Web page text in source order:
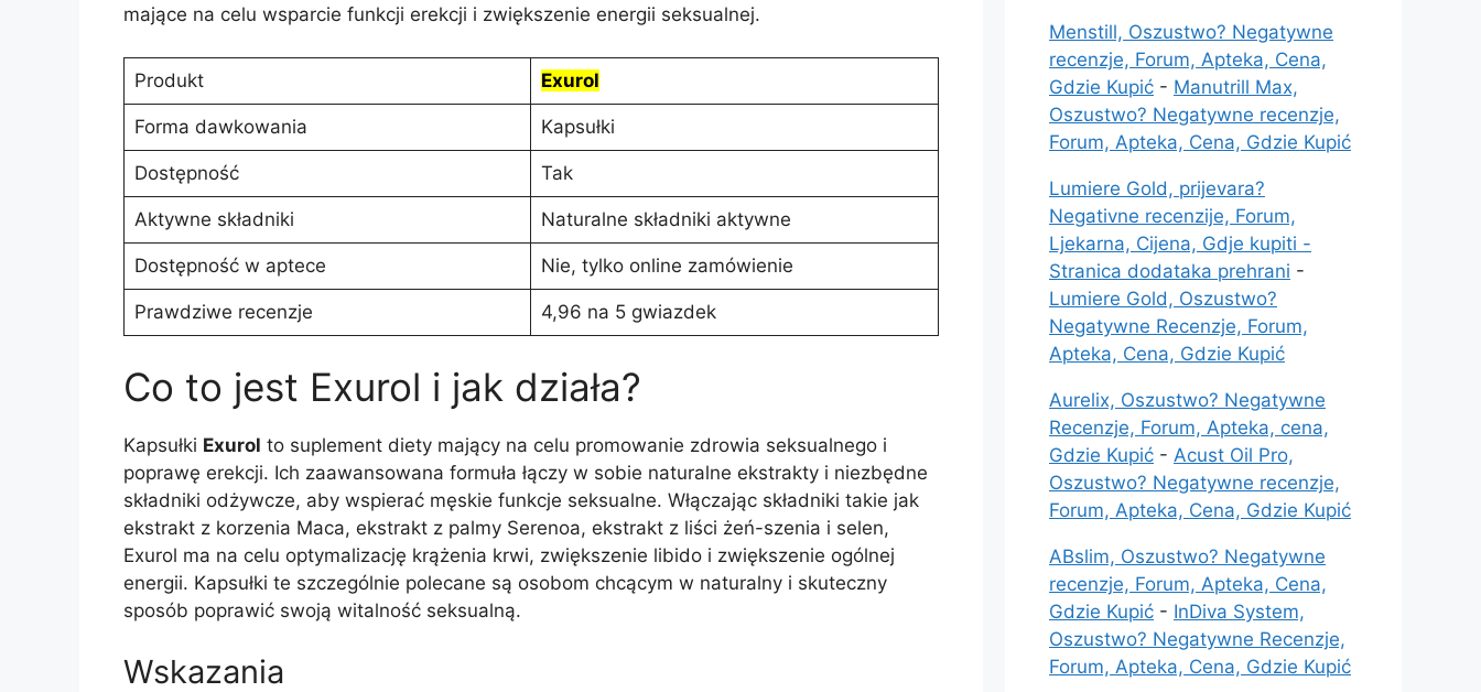
mające na celu wsparcie funkcji erekcji i zwiększenie energii seksualnej.
Produkt Exurol
Forma dawkowania Kapsułki
Dostępność Tak
Aktywne składniki Naturalne składniki aktywne
Dostępność w aptece Nie, tylko online zamówienie
Prawdziwe recenzje 4,96 na 5 gwiazdek
Co to jest Exurol i jak działa?
Kapsułki Exurol to suplement diety mający na celu promowanie zdrowia seksualnego i
poprawę erekcji. Ich zaawansowana formuła łączy w sobie naturalne ekstrakty i niezbędne
składniki odżywcze, aby wspierać męskie funkcje seksualne. Włączając składniki takie jak
ekstrakt z korzenia Maca, ekstrakt z palmy Serenoa, ekstrakt z liści żeń-szenia i selen,
Exurol ma na celu optymalizację krążenia krwi, zwiększenie libido i zwiększenie ogólnej
energii. Kapsułki te szczególnie polecane są osobom chcącym w naturalny i skuteczny
sposób poprawić swoją witalność seksualną.
Wskazania
Menstill, Oszustwo? Negatywne
recenzje, Forum, Apteka, Cena,
Gdzie Kupić - Manutrill Max,
Oszustwo? Negatywne recenzje,
Forum, Apteka, Cena, Gdzie Kupić
Lumiere Gold, prijevara?
Negativne recenzije, Forum,
Ljekarna, Cijena, Gdje kupiti -
Stranica dodataka prehrani -
Lumiere Gold, Oszustwo?
Negatywne Recenzje, Forum,
Apteka, Cena, Gdzie Kupić
Aurelix, Oszustwo? Negatywne
Recenzje, Forum, Apteka, cena,
Gdzie Kupić - Acust Oil Pro,
Oszustwo? Negatywne recenzje,
Forum, Apteka, Cena, Gdzie Kupić
ABslim, Oszustwo? Negatywne
recenzje, Forum, Apteka, Cena,
Gdzie Kupić - InDiva System,
Oszustwo? Negatywne Recenzje,
Forum, Apteka, Cena, Gdzie Kupić